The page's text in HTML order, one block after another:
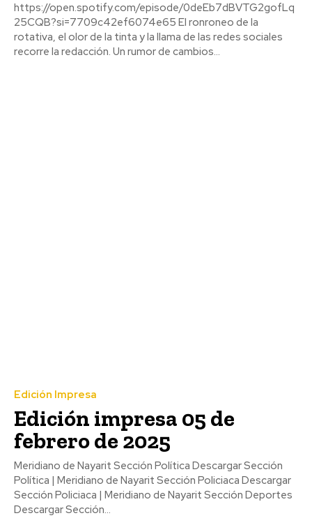
https://open.spotify.com/episode/0deEb7dBVTG2gofLq
25CQB?si=7709c42ef6074e65 El ronroneo de la
rotativa, el olor de la tinta y la llama de las redes sociales
recorre la redacción. Un rumor de cambios...
Edición Impresa
Edición impresa 05 de
febrero de 2025
Meridiano de Nayarit Sección Política Descargar Sección
Política | Meridiano de Nayarit Sección Policiaca Descargar
Sección Policiaca | Meridiano de Nayarit Sección Deportes
Descargar Sección...